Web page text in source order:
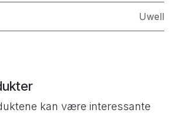
Uwell
kan være interessante